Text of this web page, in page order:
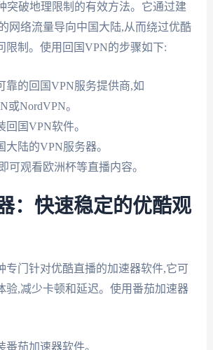
突破地理限制的有效方法。它通过建
网络流量导向中国大陆,从而绕过优酷
限制。使用回国VPN的步骤如下:
靠的回国VPN服务提供商,如
或NordVPN。
回国VPN软件。
大陆的VPN服务器。
可观看欧洲杯等直播内容。
：快速稳定的优酷观
专门针对优酷直播的加速器软件,它可
验,减少卡顿和延迟。使用番茄加速器
番茄加速器软件。